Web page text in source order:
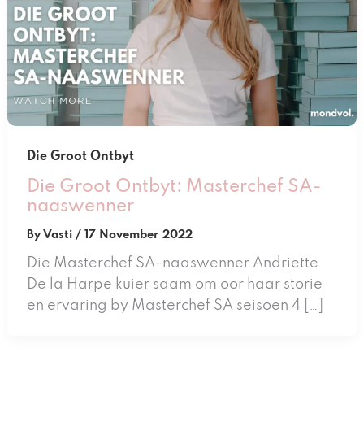
Die Groot Ontbyt
Die Groot Ontbyt: Masterchef SA-
naaswenner
By Vasti / 17 November 2022
Die Masterchef SA-naaswenner Andriette
De la Harpe kuier saam om oor haar storie
en ervaring by Masterchef SA seisoen 4 […]